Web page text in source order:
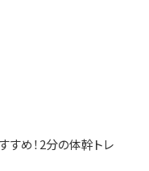
すめ！2分の体幹トレ